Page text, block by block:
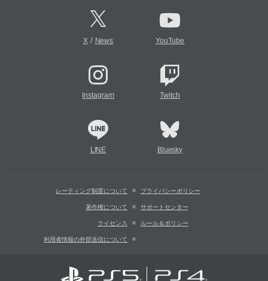
X/ News YouTube
Instagram Twitch
LINE Bluesky
レーティング制度について プライバシーポリシー
著作権について サポートセンター
ライセンス ルール＆ポリシー
利用者情報の外部送信について